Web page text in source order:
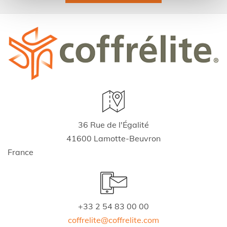
36 Rue de l'Égalité
41600 Lamotte-Beuvron
France
+33 2 54 83 00 00
coffrelite@coffrelite.com